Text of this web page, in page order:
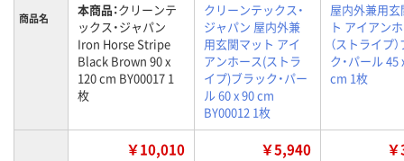
商品名 本商品：クリーンテ
ックス・ジャパン
Iron Horse Stripe
Black Brown 90 x
120 cm BY00017 1
枚
クリーンテックス・
ジャパン 屋内外兼
用玄関マット アイ
アンホース(ストラ
イプ)ブラック・パー
ル 60 x 90 cm
BY00012 1枚
屋内外兼用
ト アイアン
（ストライプ
ク・パール 45
cm 1枚
￥10,010 ￥5,940